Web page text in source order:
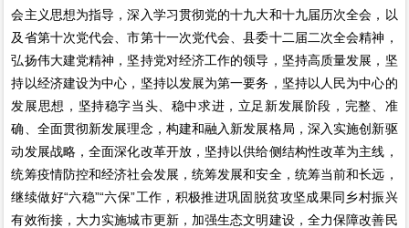
会主义思想为指导，深入学习贯彻党的十九大和十九届历次全会，以
及省第十次党代会、市第十一次党代会、县委十二届二次全会精神，
弘扬伟大建党精神，坚持党对经济工作的领导，坚持高质量发展，坚
持以经济建设为中心，坚持以发展为第一要务，坚持以人民为中心的
发展思想，坚持稳字当头、稳中求进，立足新发展阶段，完整、准
确、全面贯彻新发展理念，构建和融入新发展格局，深入实施创新驱
动发展战略，全面深化改革开放，坚持以供给侧结构性改革为主线，
统筹疫情防控和经济社会发展，统筹发展和安全，统筹当前和长远，
继续做好“六稳”“六保”工作，积极推进巩固脱贫攻坚成果同乡村振兴
有效衔接，大力实施城市更新，加强生态文明建设，全力保障改善民